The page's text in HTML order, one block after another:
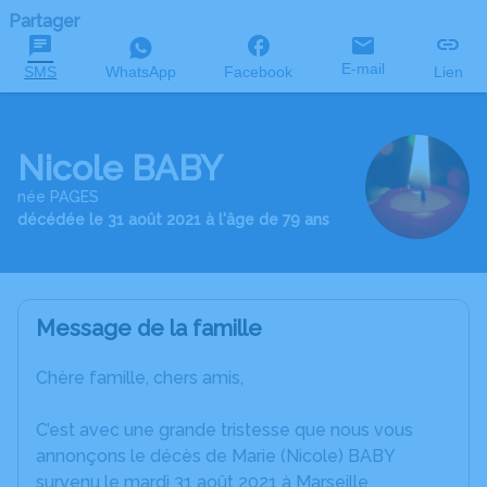
Partager
SMS WhatsApp Facebook E-mail Lien
Nicole BABY
née PAGES
décédée le 31 août 2021 à l'âge de 79 ans
Message de la famille
Chère famille, chers amis,
C’est avec une grande tristesse que nous vous
annonçons le décès de Marie (Nicole) BABY
survenu le mardi 31 août 2021 à Marseille.